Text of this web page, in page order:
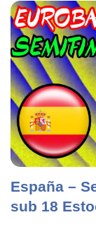
España –
sub 18